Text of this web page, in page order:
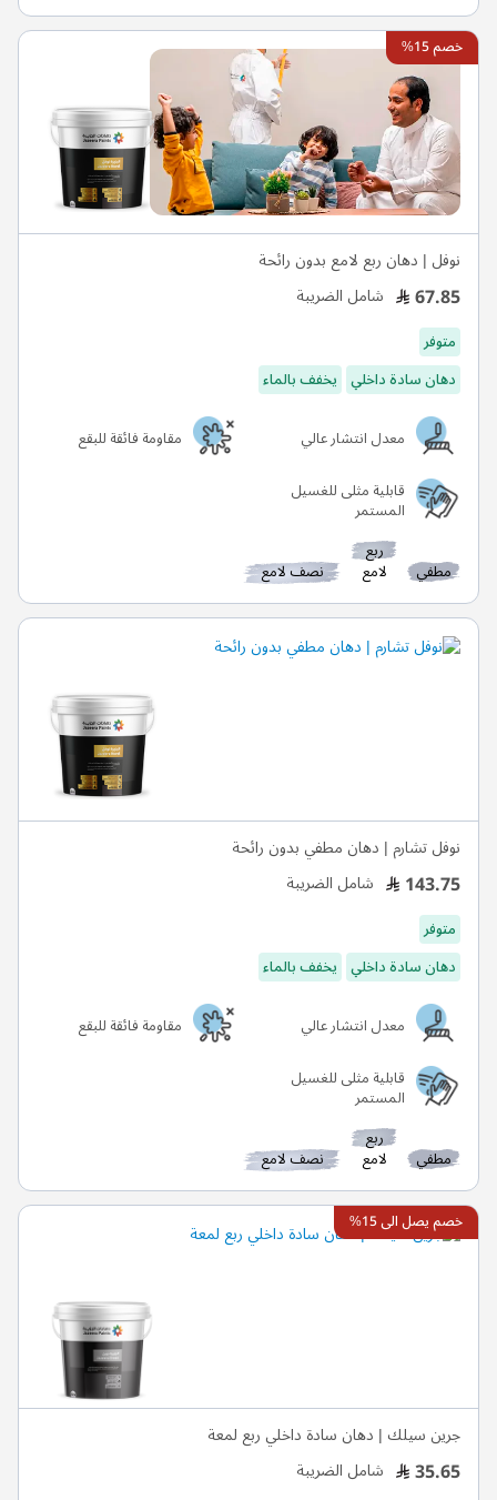
خصم 15%
نوفل | دهان ربع لامع بدون رائحة
67.85 شامل الضريبة
متوفر
دهان سادة داخلي يخفف بالماء
معدل انتشار عالي
مقاومة فائقة للبقع
قابلية مثلى للغسيل
المستمر
مطفي
ربع
لامع نصف لامع
نوفل تشارم | دهان مطفي بدون رائحة
143.75 شامل الضريبة
متوفر
دهان سادة داخلي يخفف بالماء
معدل انتشار عالي
مقاومة فائقة للبقع
قابلية مثلى للغسيل
المستمر
مطفي
ربع
لامع نصف لامع
خصم يصل الى 15%
جرين سيلك | دهان سادة داخلي ربع لمعة
35.65 شامل الضريبة